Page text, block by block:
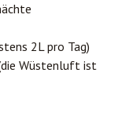
2L pro Tag)
Wüstenluft ist